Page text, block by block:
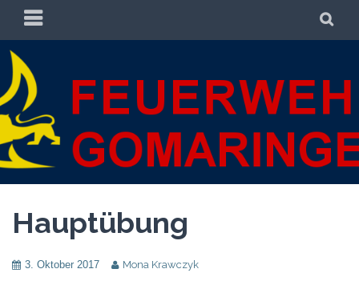
Zum
springen
PRIMÄRES
MENÜ
FREIWILLIGE
FEUERWEHR
GOMARINGEN
FREIWILLIGE FEUERWEHR GOMARINGEN
Hauptübung
3. Oktober 2017 Mona Krawczyk